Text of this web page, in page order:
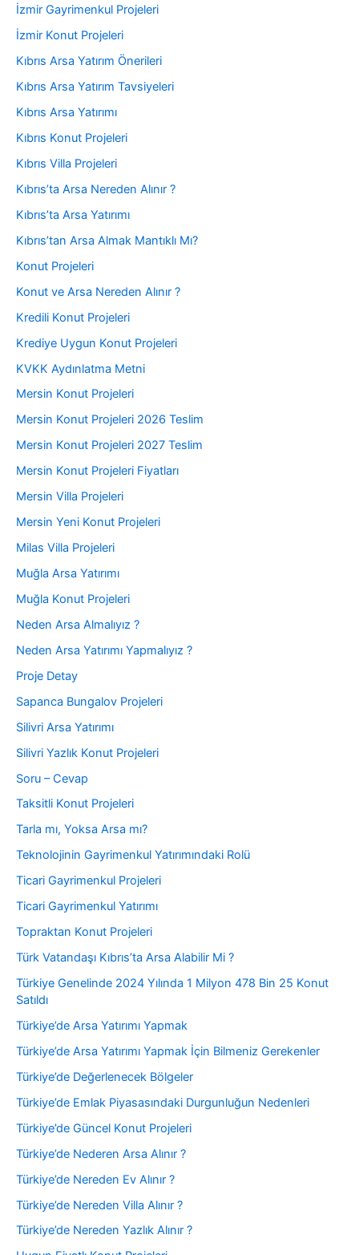
İzmir Gayrimenkul Projeleri
İzmir Konut Projeleri
Kıbrıs Arsa Yatırım Önerileri
Kıbrıs Arsa Yatırım Tavsiyeleri
Kıbrıs Arsa Yatırımı
Kıbrıs Konut Projeleri
Kıbrıs Villa Projeleri
Kıbrıs’ta Arsa Nereden Alınır ?
Kıbrıs’ta Arsa Yatırımı
Kıbrıs’tan Arsa Almak Mantıklı Mı?
Konut Projeleri
Konut ve Arsa Nereden Alınır ?
Kredili Konut Projeleri
Krediye Uygun Konut Projeleri
KVKK Aydınlatma Metni
Mersin Konut Projeleri
Mersin Konut Projeleri 2026 Teslim
Mersin Konut Projeleri 2027 Teslim
Mersin Konut Projeleri Fiyatları
Mersin Villa Projeleri
Mersin Yeni Konut Projeleri
Milas Villa Projeleri
Muğla Arsa Yatırımı
Muğla Konut Projeleri
Neden Arsa Almalıyız ?
Neden Arsa Yatırımı Yapmalıyız ?
Proje Detay
Sapanca Bungalov Projeleri
Silivri Arsa Yatırımı
Silivri Yazlık Konut Projeleri
Soru – Cevap
Taksitli Konut Projeleri
Tarla mı, Yoksa Arsa mı?
Teknolojinin Gayrimenkul Yatırımındaki Rolü
Ticari Gayrimenkul Projeleri
Ticari Gayrimenkul Yatırımı
Topraktan Konut Projeleri
Türk Vatandaşı Kıbrıs’ta Arsa Alabilir Mi ?
Türkiye Genelinde 2024 Yılında 1 Milyon 478 Bin 25 Konut
Satıldı
Türkiye’de Arsa Yatırımı Yapmak
Türkiye’de Arsa Yatırımı Yapmak İçin Bilmeniz Gerekenler
Türkiye’de Değerlenecek Bölgeler
Türkiye’de Emlak Piyasasındaki Durgunluğun Nedenleri
Türkiye’de Güncel Konut Projeleri
Türkiye’de Nederen Arsa Alınır ?
Türkiye’de Nereden Ev Alınır ?
Türkiye’de Nereden Villa Alınır ?
Türkiye’de Nereden Yazlık Alınır ?